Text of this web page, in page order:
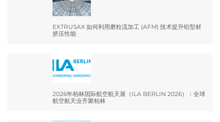
EXTRUSAX 如何利用磨粒流加工 (AFM) 技术提升铝型材
挤压性能
2026年柏林国际航空航天展（ILA BERLIN 2026）：全球
航空航天业齐聚柏林